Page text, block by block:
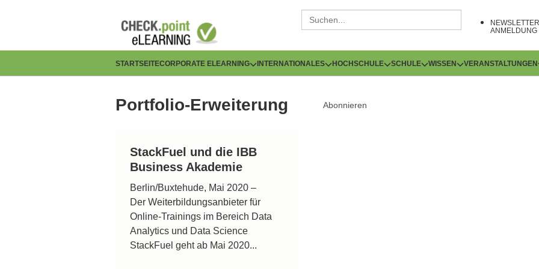
NEWSLETTER
ANMELDUNG
H
u
STARTSEITECORPORATE ELEARNING INTERNATIONALES HOCHSCHULE SCHULE WISSEN VERANSTALTUNGEN
Portfolio-Erweiterung Abonnieren
StackFuel und die IBB
Business Akademie
Berlin/Buxtehude, Mai 2020 –
Der Weiterbildungsanbieter für
Online-Trainings im Bereich Data
Analytics und Data Science
StackFuel geht ab Mai 2020...